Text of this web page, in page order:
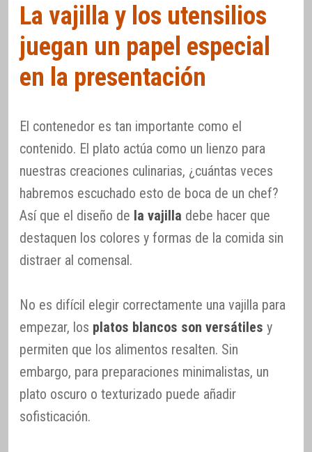
La vajilla y los utensilios
juegan un papel especial
en la presentación
El contenedor es tan importante como el
contenido. El plato actúa como un lienzo para
nuestras creaciones culinarias, ¿cuántas veces
habremos escuchado esto de boca de un chef?
Así que el diseño de la vajilla debe hacer que
destaquen los colores y formas de la comida sin
distraer al comensal.
No es difícil elegir correctamente una vajilla para
empezar, los platos blancos son versátiles y
permiten que los alimentos resalten. Sin
embargo, para preparaciones minimalistas, un
plato oscuro o texturizado puede añadir
sofisticación.